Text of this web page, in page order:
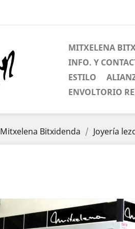
MITXELENA
INFO. Y
ESTILO
ENVOLTORIO
Mitxelena Bitxidenda Joyería